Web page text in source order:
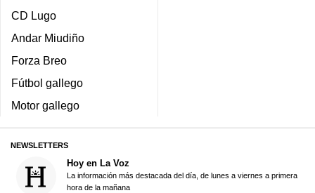
CD Lugo
Andar Miudiño
Forza Breo
Fútbol gallego
Motor gallego
NEWSLETTERS
Hoy en La Voz
La información más destacada del día, de lunes a viernes a primera
hora de la mañana